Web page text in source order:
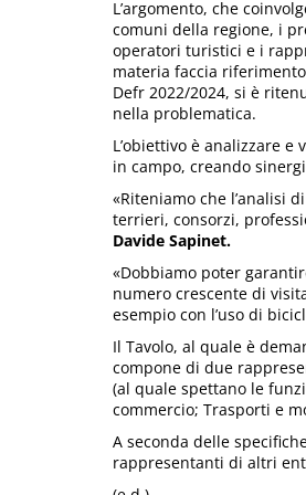
L’argomento, che
comuni della regione, i
operatori turistici e i
materia faccia
Defr 2022/2024, si è
nella problematica.
L’obiettivo è analizzare
in campo, creando
«Riteniamo che l’analisi
terrieri, consorzi,
Davide Sapinet.
«Dobbiamo poter
numero crescente di
esempio con l’uso di
Il Tavolo, al quale è
compone di due
(al quale spettano le
commercio; Trasporti e
A seconda delle
rappresentanti di altri